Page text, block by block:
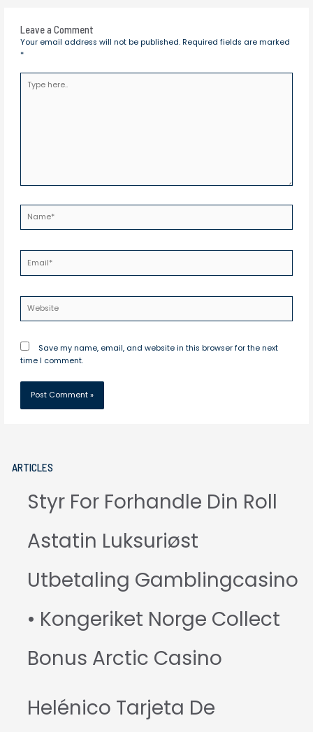
Leave a Comment
Your email address will not be published. Required fields are marked
*
here..
Save my name, email, and website in this browser for the next
time I comment.
ARTICLES
Styr For Forhandle Din Roll
Astatin Luksuriøst
Utbetaling Gamblingcasino
• Kongeriket Norge Collect
Bonus Arctic Casino
Helénico Tarjeta De